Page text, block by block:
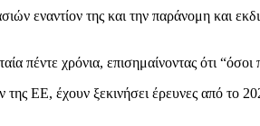
εναντίον της και την παράνομη και
πέντε χρόνια, επισημαίνοντας ότι
ΕΕ, έχουν ξεκινήσει έρευνες από το